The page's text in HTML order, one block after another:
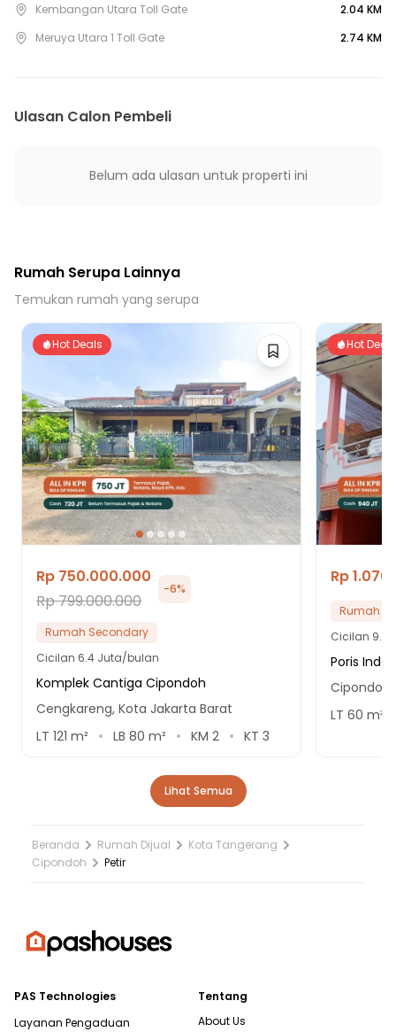
Kembangan Utara Toll Gate
2.04 KM
Meruya Utara 1 Toll Gate
2.74 KM
Ulasan Calon Pembeli
Belum ada ulasan untuk properti ini
Rumah Serupa Lainnya
Temukan rumah yang serupa
Hot Deals
Rp 750.000.000
Rp 799.000.000
-6%
Rumah Secondary
Cicilan 6.4 Juta/bulan
Komplek Cantiga Cipondoh
Cengkareng, Kota Jakarta Barat
LT 121 m² LB 80 m² KM 2 KT 3
Hot Deals
Rp
Rumah
Cicilan 9.1
Poris Indah
LT 60 m²
Lihat Semua
Beranda Rumah Dijual
Kota Tangerang
Cipondoh
Petir
PAS Technologies
Layanan Pengaduan
Tentang
About Us